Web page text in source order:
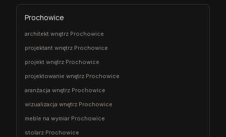
Prochowice
architekt wnętrz Prochowice
projektant wnętrz Prochowice
projekt wnętrz Prochowice
projektowanie wnętrz Prochowice
aranżacja wnętrz Prochowice
wizualizacja wnętrz Prochowice
meble na wymiar Prochowice
stolarz Prochowice